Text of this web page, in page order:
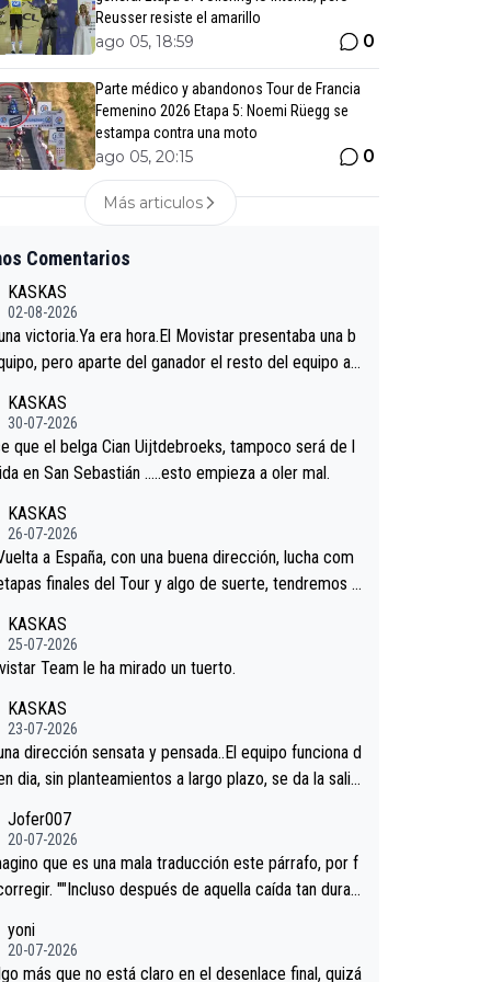
Reusser resiste el amarillo
ago 05, 18:59 0
Parte médico y abandonos Tour de Francia
Femenino 2026 Etapa 5: Noemi Rüegg se
estampa contra una moto
ago 05, 20:15 0
Más articulos
Comentarios
KASKAS
02-08-2026
victoria.Ya era hora.El Movistar presentaba una b
pero aparte del ganador el resto del equipo a
única buena noticia es la mejoría de Enric
San Sebastian.Si en la Vuelta a Burgos sigue la mej
tener alguna sorpresa en la Vuelta.Ojalá.
KASKAS
30-07-2026
que el belga Cian Uijtdebroeks, tampoco será de l
en San Sebastián …..esto empieza a oler mal.
KASKAS
26-07-2026
a España, con una buena dirección, lucha com
finales del Tour y algo de suerte, tendremos u
KASKAS
25-07-2026
Team le ha mirado un tuerto.
KASKAS
23-07-2026
dirección sensata y pensada..El equipo funciona d
dia, sin planteamientos a largo plazo, se da la salid
Minguez, Velez etc etc.Me da pena vivir estos
tan tristes sin victorias.
Jofer007
20-07-2026
que es una mala traducción este párrafo, por f
""Incluso después de aquella caída tan dura,
permaneció pegado a su rueda. Parecía increí
en la que era capaz de controlar el miedo", re
yoni
20-07-2026
más que no está claro en el desenlace final, quizá